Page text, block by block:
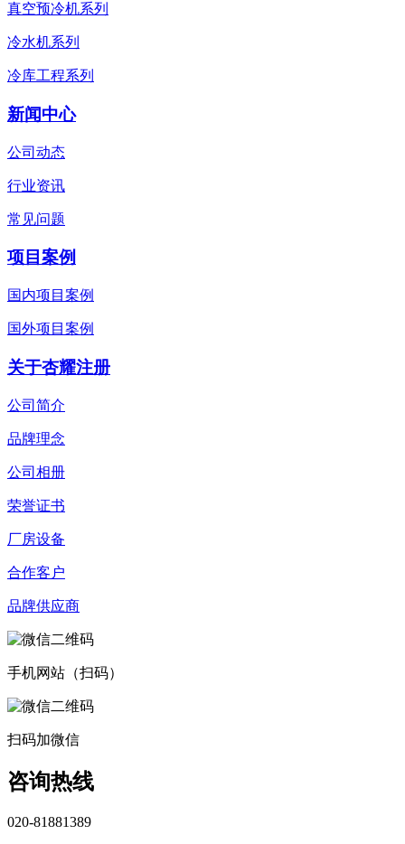
真空预冷机系列
冷水机系列
冷库工程系列
新闻中心
公司动态
行业资讯
常见问题
项目案例
国内项目案例
国外项目案例
关于杏耀注册
公司简介
品牌理念
公司相册
荣誉证书
厂房设备
合作客户
品牌供应商
手机网站（扫码）
扫码加微信
咨询热线
020-81881389